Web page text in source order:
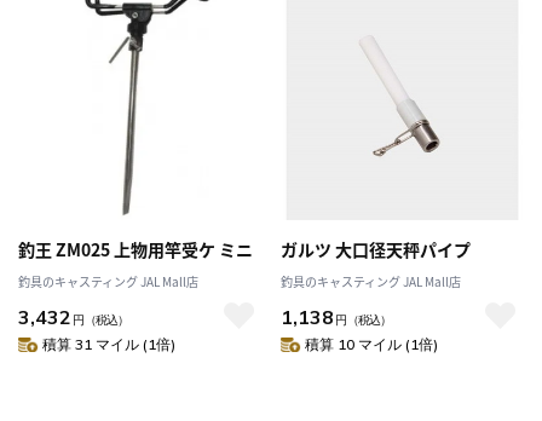
釣王 ZM025 上物用竿受ケ ミニ
釣具のキャスティング JAL Mall店
3,432 円 （税込）
積算 31 マイル (1倍)
ガルツ 大口径天秤パイプ
釣具のキャスティング JAL Mall店
1,138 円 （税込）
積算 10 マイル (1倍)